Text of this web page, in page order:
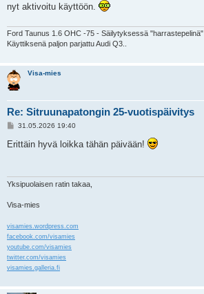
t
nyt aktivoitu käyttöön.
Ford Taunus 1.6 OHC -75 - Säilytyksessä "harrastepelinä"
Käyttiksenä paljon parjattu Audi Q3..
Visa-mies
Re: Sitruunapatongin 25-vuotispäivitys
V
e
s
31.05.2026 19:40
Erittäin hyvä loikka tähän päivään!
Yksipuolaisen ratin takaa,
Visa-mies
visamies.wordpress.com
facebook.com/visamies
youtube.com/visamies
twitter.com/visamies
visamies.galleria.fi